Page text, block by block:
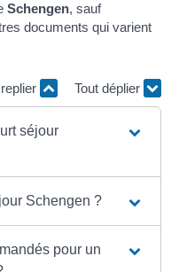
Schengen, sauf
documents qui varient
Tout déplier
séjour
Schengen ?
pour un